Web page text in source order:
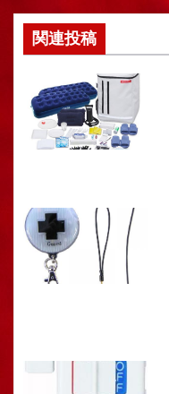
関連投稿